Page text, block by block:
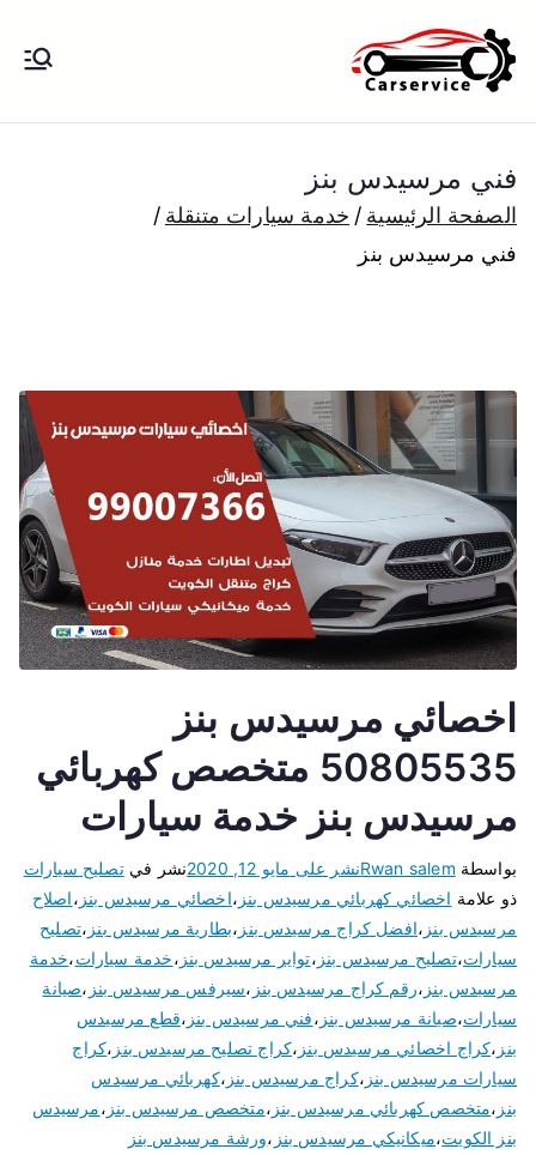
إلى
المحتوى
بنشر متنقل الكويت كهرباء وبنشر تبديل
بارخص الاسعارفني مرسيدس بنز
الصفحة الرئيسية
خدمة سيارات متنقلة
فني مرسيدس بنز
اخصائي مرسيدس بنز
50805535 متخصص كهربائي
مرسيدس بنز خدمة سيارات
بواسطة Rwan salemنشر على مايو 12, 2020 نشر فيتصليح سيارات
ذو علامة اخصائي كهربائي مرسيدس بنز ،اخصائي مرسيدس بنز ،اصلاح
مرسيدس بنز ،افضل كراج مرسيدس بنز ،بطارية مرسيدس بنز ،تصليح
سيارات،تصليح مرسيدس بنز ،تواير مرسيدس بنز ،خدمة سيارات،خدمة
مرسيدس بنز ،رقم كراج مرسيدس بنز ،سيرفس مرسيدس بنز ،صيانة
سيارات،صيانة مرسيدس بنز ،فني مرسيدس بنز ،قطع مرسيدس
بنز ،كراج اخصائي مرسيدس بنز ،كراج تصليح مرسيدس بنز ،كراج
سيارات مرسيدس بنز ،كراج مرسيدس بنز ،كهربائي مرسيدس
بنز ،متخصص كهربائي مرسيدس بنز ،متخصص مرسيدس بنز ،مرسيدس
بنز الكويت،ميكانيكي مرسيدس بنز ،ورشة مرسيدس بنز